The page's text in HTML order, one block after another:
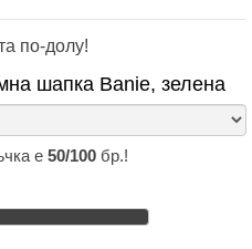
по-долу!
шапка Banie, зелена
е 50/100 бр.!